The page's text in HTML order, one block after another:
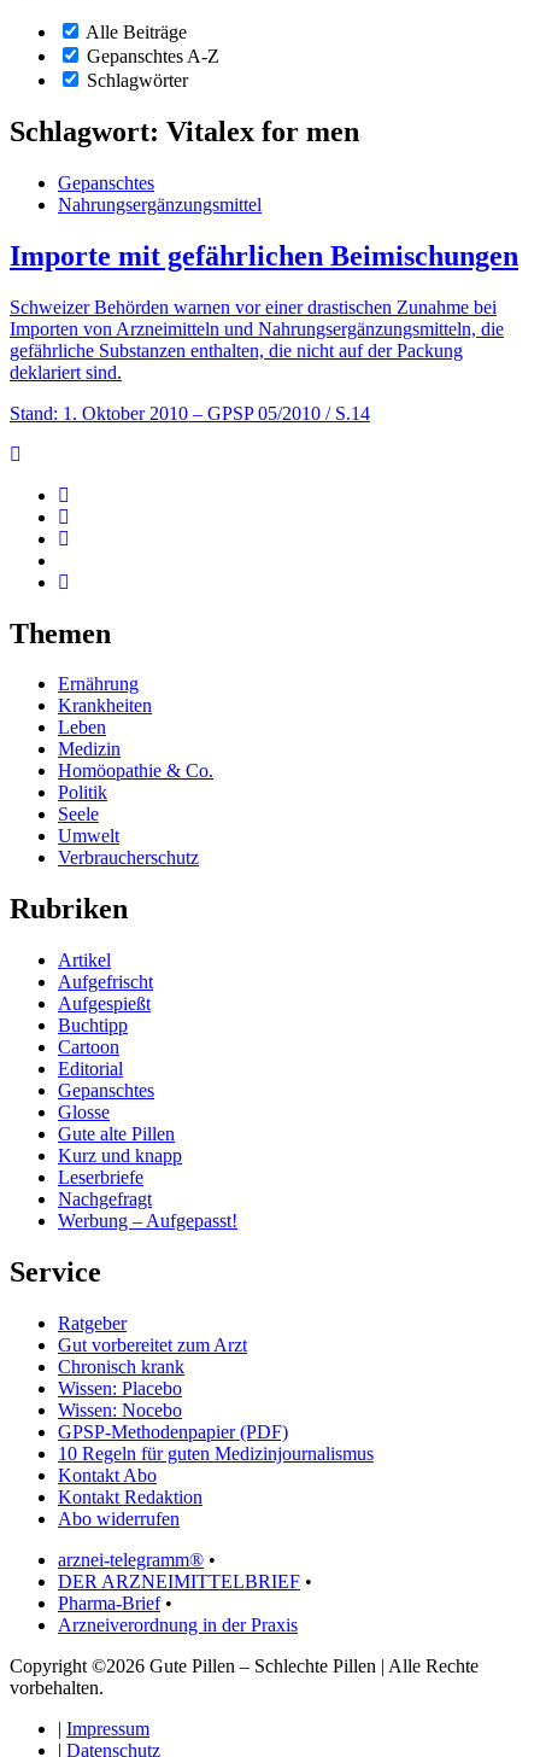
Alle Beiträge
Gepanschtes A-Z
Schlagwörter
Schlagwort: Vitalex for men
Gepanschtes
Nahrungsergänzungsmittel
Importe mit gefährlichen Beimischungen
Schweizer Behörden warnen vor einer drastischen Zunahme bei
Importen von Arzneimitteln und Nahrungsergänzungsmitteln, die
gefährliche Substanzen enthalten, die nicht auf der Packung
deklariert sind.
Stand: 1. Oktober 2010 – GPSP 05/2010 / S.14
Themen
Ernährung
Krankheiten
Leben
Medizin
Homöopathie & Co.
Politik
Seele
Umwelt
Verbraucherschutz
Rubriken
Artikel
Aufgefrischt
Aufgespießt
Buchtipp
Cartoon
Editorial
Gepanschtes
Glosse
Gute alte Pillen
Kurz und knapp
Leserbriefe
Nachgefragt
Werbung – Aufgepasst!
Service
Ratgeber
Gut vorbereitet zum Arzt
Chronisch krank
Wissen: Placebo
Wissen: Nocebo
GPSP-Methodenpapier (PDF)
10 Regeln für guten Medizinjournalismus
Kontakt Abo
Kontakt Redaktion
Abo widerrufen
arznei-telegramm® •
DER ARZNEIMITTELBRIEF •
Pharma-Brief•
Arzneiverordnung in der Praxis
Copyright ©2026 Gute Pillen – Schlechte Pillen | Alle Rechte
vorbehalten.
| Impressum
| Datenschutz